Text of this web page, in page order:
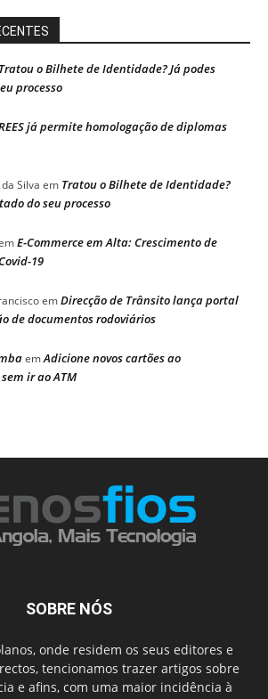
Tratou o Bilhete de Identidade? Já podes
processo
já permite homologação de diplomas
Silva em Tratou o Bilhete de Identidade?
do seu processo
E-Commerce em Alta: Crescimento de
19
emDirecção de Trânsito lança portal
de documentos rodoviários
emAdicione novos cartões ao
ir ao ATM
SOBRE NÓS
onde residem os seus editores e
tencionamos trazer artigos sobre
e afins, com uma maior incidência à